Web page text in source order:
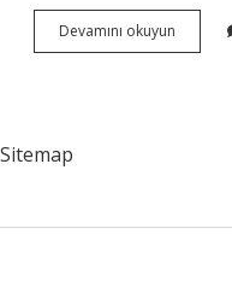
Devamını okuyun Talihinin
Eş
Sitemap